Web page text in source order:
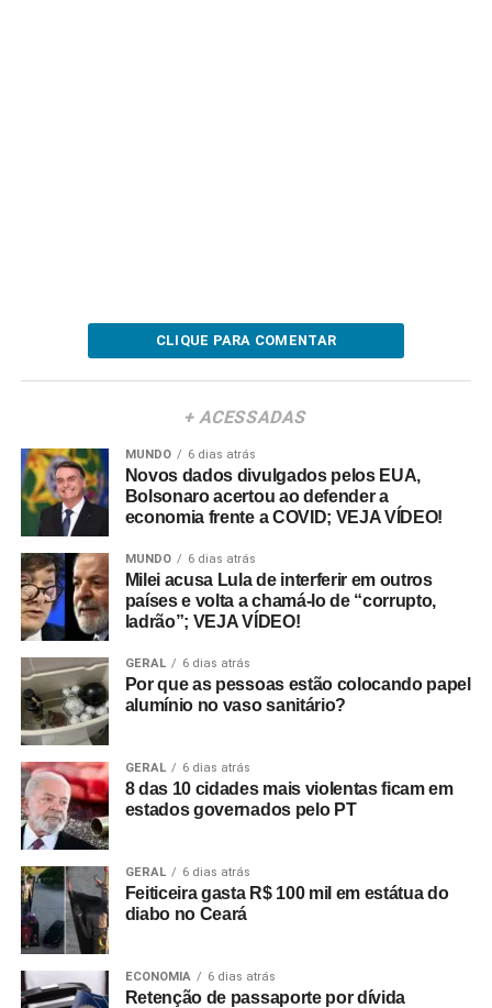
CLIQUE PARA COMENTAR
+ ACESSADAS
MUNDO 6 dias atrás
Novos dados divulgados pelos EUA,
Bolsonaro acertou ao defender a
economia frente a COVID; VEJA VÍDEO!
MUNDO 6 dias atrás
Milei acusa Lula de interferir em outros
países e volta a chamá-lo de “corrupto,
ladrão”; VEJA VÍDEO!
GERAL 6 dias atrás
Por que as pessoas estão colocando papel
alumínio no vaso sanitário?
GERAL 6 dias atrás
8 das 10 cidades mais violentas ficam em
estados governados pelo PT
GERAL 6 dias atrás
Feiticeira gasta R$ 100 mil em estátua do
diabo no Ceará
ECONOMIA 6 dias atrás
Retenção de passaporte por dívida